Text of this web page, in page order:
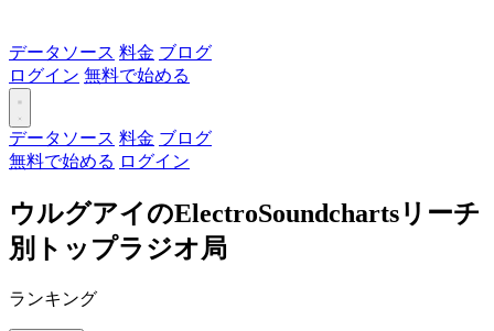
データソース 料金 ブログ
ログイン 無料で始める
データソース 料金 ブログ
無料で始める ログイン
ウルグアイのElectroSoundchartsリーチ
別トップラジオ局
ランキング